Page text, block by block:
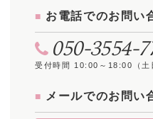
お電話でのお問い
050-3554-
受付時間 10:00～18:00（土
メールでのお問い